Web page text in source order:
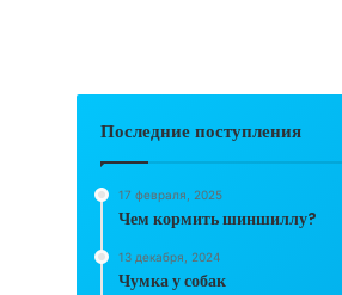
Последние поступления
17 февраля, 2025
Чем кормить шиншиллу?
13 декабря, 2024
Чумка у собак